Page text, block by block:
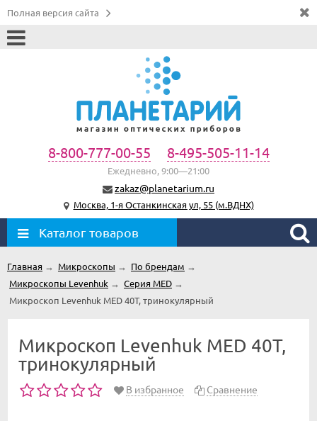
Полная версия сайта
8-800-777-00-55 8-495-505-11-14
Ежедневно, 9:00—21:00
zakaz@planetarium.ru
Москва, 1-я Останкинская ул, 55 (м.ВДНХ)
Каталог товаров
Главная → Микроскопы → По брендам →
Микроскопы Levenhuk → Серия MED →
Микроскоп Levenhuk MED 40T, тринокулярный
Микроскоп Levenhuk MED 40T,
тринокулярный
В избранное Сравнение